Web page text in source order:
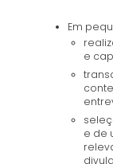
Em
e
e de